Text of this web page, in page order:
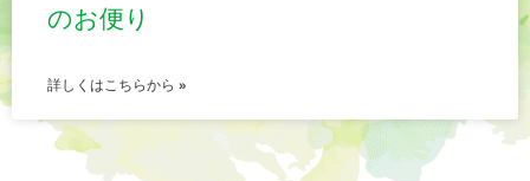
のお便り
詳しくはこちらから »